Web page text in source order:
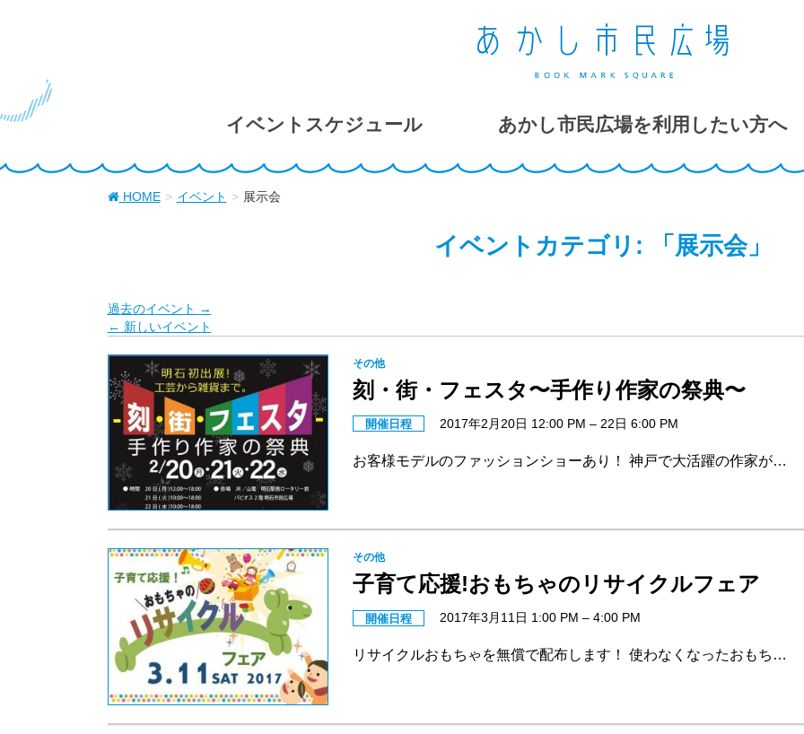
イベントスケジュール あかし市民広場を利用したい方へ
HOME イベント 展示会
イベントカテゴリ: 「展示会」
過去のイベント →
← 新しいイベント
その他
刻・街・フェスタ〜手作り作家の祭典〜
開催日程 2017年2月20日 12:00 PM – 22日 6:00 PM
お客様モデルのファッションショーあり！ 神戸で大活躍の作家が…
その他
子育て応援!おもちゃのリサイクルフェア
開催日程 2017年3月11日 1:00 PM – 4:00 PM
リサイクルおもちゃを無償で配布します！ 使わなくなったおもち…